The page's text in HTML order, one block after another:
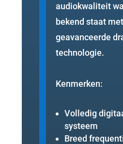
audiokwaliteit
bekend staat
geavanceerde
technologie.
Kenmerken:
Volledig
systeem
Breed